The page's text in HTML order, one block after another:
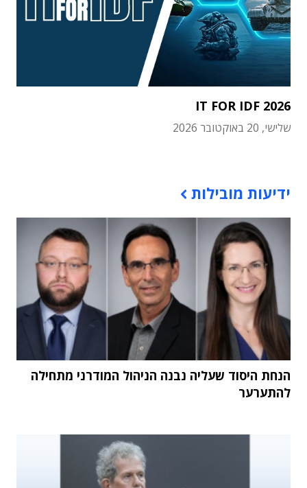
IT FOR IDF 2026
שלישי, 20 באוקטובר 2026
ידיעות מובילות
הנחת היסוד שעליה נבנה הניהול המודרני מתחילה
להתערער